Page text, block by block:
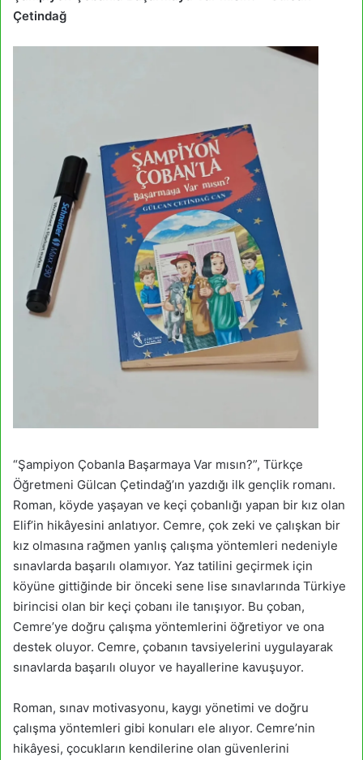
Çetindağ
“Şampiyon Çobanla Başarmaya Var mısın?”, Türkçe
Öğretmeni Gülcan Çetindağ’ın yazdığı ilk gençlik romanı.
Roman, köyde yaşayan ve keçi çobanlığı yapan bir kız olan
Elif’in hikâyesini anlatıyor. Cemre, çok zeki ve çalışkan bir
kız olmasına rağmen yanlış çalışma yöntemleri nedeniyle
sınavlarda başarılı olamıyor. Yaz tatilini geçirmek için
köyüne gittiğinde bir önceki sene lise sınavlarında Türkiye
birincisi olan bir keçi çobanı ile tanışıyor. Bu çoban,
Cemre’ye doğru çalışma yöntemlerini öğretiyor ve ona
destek oluyor. Cemre, çobanın tavsiyelerini uygulayarak
sınavlarda başarılı oluyor ve hayallerine kavuşuyor.
Roman, sınav motivasyonu, kaygı yönetimi ve doğru
çalışma yöntemleri gibi konuları ele alıyor. Cemre’nin
hikâyesi, çocukların kendilerine olan güvenlerini